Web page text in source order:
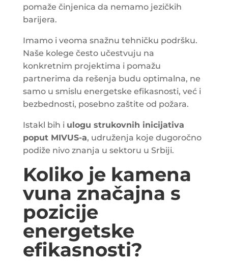
pomaže činjenica da nemamo jezičkih
barijera.
Imamo i veoma snažnu tehničku podršku.
Naše kolege često učestvuju na
konkretnim projektima i pomažu
partnerima da rešenja budu optimalna, ne
samo u smislu energetske efikasnosti, već i
bezbednosti, posebno zaštite od požara.
Istakl bih i ulogu strukovnih inicijativa
poput MIVUS-a, udruženja koje dugoročno
podiže nivo znanja u sektoru u Srbiji.
Koliko je kamena
vuna značajna s
pozicije
energetske
efikasnosti?